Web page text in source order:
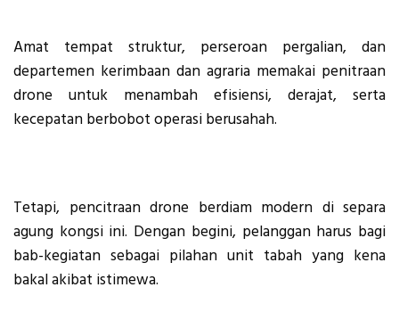
Amat tempat struktur, perseroan pergalian, dan
departemen kerimbaan dan agraria memakai penitraan
drone untuk menambah efisiensi, derajat, serta
kecepatan berbobot operasi berusahah.
Tetapi, pencitraan drone berdiam modern di separa
agung kongsi ini. Dengan begini, pelanggan harus bagi
bab-kegiatan sebagai pilahan unit tabah yang kena
bakal akibat istimewa.